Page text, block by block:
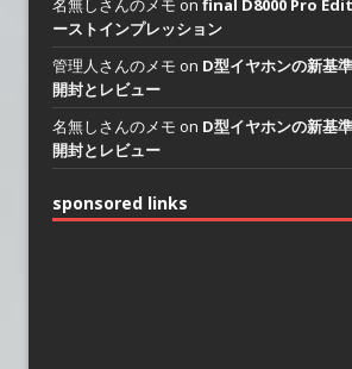
名無しさんのメモ on final D8000 Pro
ーストインプレッション
管理人さんのメモ on D型イヤホンの新基
開封とレビュー
名無しさんのメモ on D型イヤホンの新基
開封とレビュー
sponsored links